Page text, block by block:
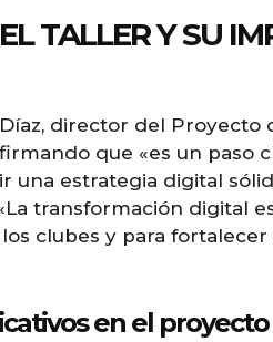
TALLER Y SU
director del Proyecto
que «es un paso
una estrategia digital
transformación digital
clubes y para fortalecer
en el